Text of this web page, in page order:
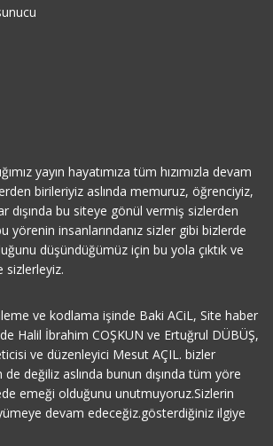
yayın hayatımıza tüm hızımızla devam
birileriyiz aslında memuruz, öğrenciyiz,
dışında bu siteye gönül vermiş sizlerden
yörenin insanlarındanız sizler gibi bizlerde
düşündüğümüz için bu yola çıktık ve
sizlerleyiz.
ve kodlama işinde Baki ACiL, Site haber
Halil İbrahim COŞKUN ve Ertuğrul DÜBÜŞ,
ve düzenleyici Mesut AÇIL. bizler
değiliz aslında bunun dışında tüm yöre
emeği olduğunu unutmuyoruz.Sizlerin
devam edeceğiz.gösterdiğiniz ilgiye